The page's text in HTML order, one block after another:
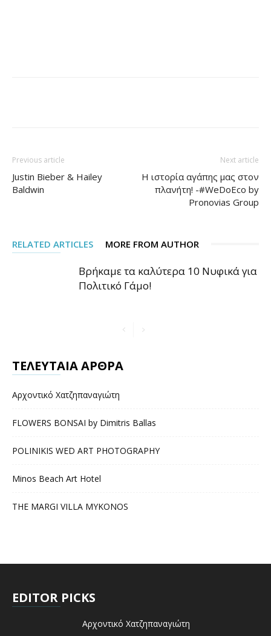
Previous article
Justin Bieber & Hailey
Baldwin
Next article
Η ιστορία αγάπης μας στον
πλανήτη! -#WeDoEco by
Pronovias Group
RELATED ARTICLES MORE FROM AUTHOR
Βρήκαμε τα καλύτερα 10 Νυφικά για
Πολιτικό Γάμο!
ΤΕΛΕΥΤΑΙΑ ΑΡΘΡΑ
Αρχοντικό Χατζηπαναγιώτη
FLOWERS BONSAI by Dimitris Ballas
POLINIKIS WED ART PHOTOGRAPHY
Minos Beach Art Hotel
THE MARGI VILLA MYKONOS
EDITOR PICKS
Αρχοντικό Χατζηπαναγιώτη